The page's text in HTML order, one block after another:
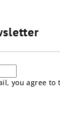
t
r
o
l
you agree to